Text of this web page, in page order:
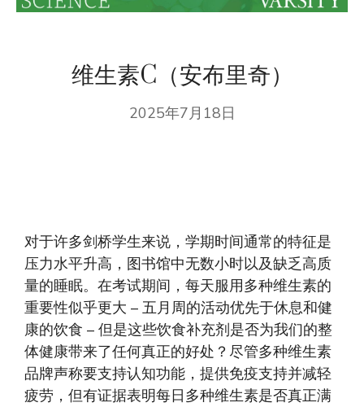
维生素C（安布里奇）
2025年7月18日
对于许多剑桥学生来说，学期时间通常的特征是
压力水平升高，图书馆中无数小时以及缺乏高质
量的睡眠。在考试期间，每天服用多种维生素的
重要性似乎更大 – 五月周的活动优先于休息和健
康的饮食 – 但是这些饮食补充剂是否为我们的整
体健康带来了任何真正的好处？尽管多种维生素
品牌声称要支持认知功能，提供免疫支持并减轻
疲劳，但有证据表明每日多种维生素是否真正满